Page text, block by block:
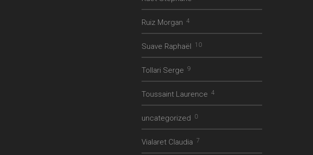
Ruiz Morgan 4
Suave Raphaël 10
Tollari Serge 9
Toussaint Laurence 4
uncategorized 0
Vialaret Claudia 7